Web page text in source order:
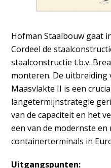
Hofman Staalbouw gaat
Cordeel de
staalconstructie t.b.v.
monteren. De uitbreiding
Maasvlakte II is een
langetermijnstrategie
van de capaciteit en het
een van de modernste en
containerterminals in
Uitgangspunten: